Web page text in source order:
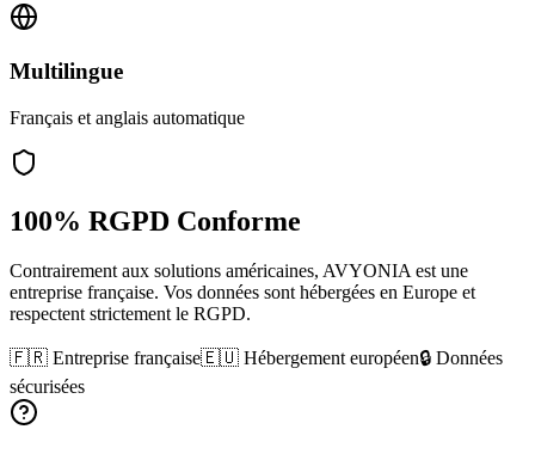
Multilingue
Français et anglais automatique
100% RGPD Conforme
Contrairement aux solutions américaines, AVYONIA est une
entreprise française. Vos données sont hébergées en Europe et
respectent strictement le RGPD.
🇫🇷 Entreprise française🇪🇺 Hébergement européen🔒 Données
sécurisées